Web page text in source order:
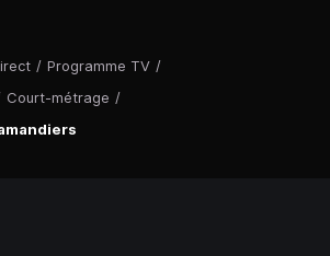
/ Programme TV /
Court-métrage /